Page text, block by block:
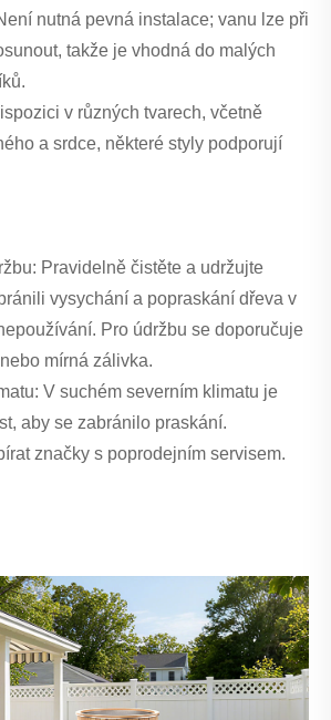
nutná pevná instalace; vanu lze při
takže je vhodná do malých
v různých tvarech, včetně
a srdce, některé styly podporují
Pravidelně čistěte a udržujte
vysychání a popraskání dřeva v
Pro údržbu se doporučuje
mírná zálivka.
V suchém severním klimatu je
aby se zabránilo praskání.
značky s poprodejním servisem.